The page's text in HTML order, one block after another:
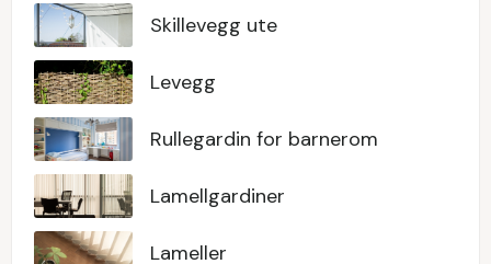
Skillevegg ute
Levegg
Rullegardin for barnerom
Lamellgardiner
Lameller